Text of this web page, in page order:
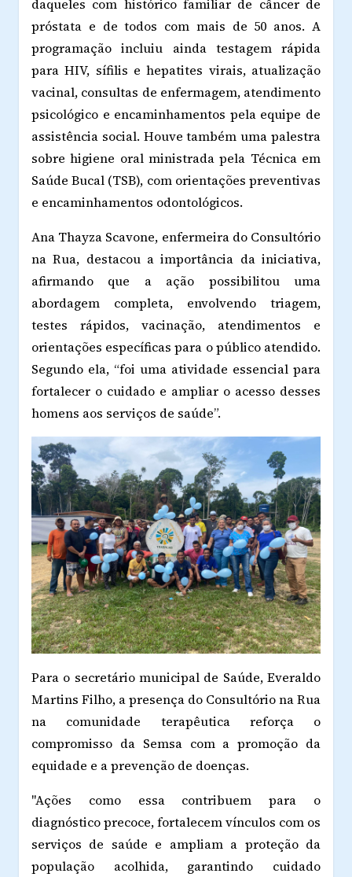
daqueles com histórico familiar de câncer de
próstata e de todos com mais de 50 anos. A
programação incluiu ainda testagem rápida
para HIV, sífilis e hepatites virais, atualização
vacinal, consultas de enfermagem, atendimento
psicológico e encaminhamentos pela equipe de
assistência social. Houve também uma palestra
sobre higiene oral ministrada pela Técnica em
Saúde Bucal (TSB), com orientações preventivas
e encaminhamentos odontológicos.
Ana Thayza Scavone, enfermeira do Consultório
na Rua, destacou a importância da iniciativa,
afirmando que a ação possibilitou uma
abordagem completa, envolvendo triagem,
testes rápidos, vacinação, atendimentos e
orientações específicas para o público atendido.
Segundo ela, “foi uma atividade essencial para
fortalecer o cuidado e ampliar o acesso desses
homens aos serviços de saúde”.
Para o secretário municipal de Saúde, Everaldo
Martins Filho, a presença do Consultório na Rua
na comunidade terapêutica reforça o
compromisso da Semsa com a promoção da
equidade e a prevenção de doenças.
"Ações como essa contribuem para o
diagnóstico precoce, fortalecem vínculos com os
serviços de saúde e ampliam a proteção da
população acolhida, garantindo cuidado